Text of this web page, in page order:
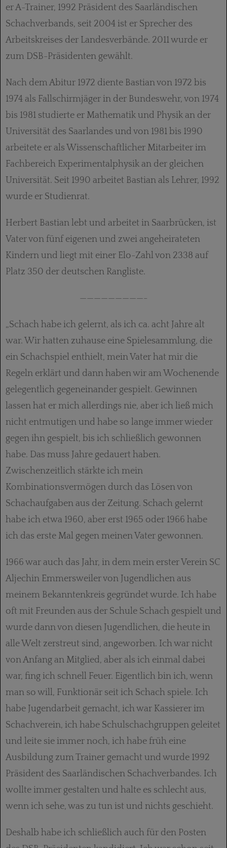
er A-Trainer, 1992 Präsident des Saarländischen
Schachverbands, seit 2004 ist er Sprecher des
Arbeitskreises der Landesverbände. 2011 wurde er
zum DSB-Präsidenten gewählt.
Nach dem Abitur 1972 diente Bastian von 1972 bis
1974 als Fallschirmjäger in der Bundeswehr, von 1974
bis 1981 studierte er Mathematik und Physik an der
Universität des Saarlandes und von 1981 bis 1990
arbeitete er als Wissenschaftlicher Mitarbeiter im
Fachbereich Experimentalphysik an der gleichen
Universität. Seit 1990 arbeitet Bastian als Lehrer, 1992
wurde er Studienrat.
Herbert Bastian lebt und arbeitet in Saarbrücken, ist
Vater von fünf eigenen und zwei angeheirateten
Kindern und liegt mit einer Elo-Zahl von 2338 auf
Platz 350 der deutschen Rangliste.
—————————-
„Schach habe ich gelernt, als ich ca. acht Jahre alt
war. Wir hatten zuhause eine Spielesammlung, die
ein Schachspiel enthielt, mein Vater hat mir die
Regeln erklärt und dann haben wir am Wochenende
gelegentlich gegeneinander gespielt. Gewinnen
lassen hat er mich allerdings nie, aber ich ließ mich
nicht entmutigen und habe so lange immer wieder
gegen ihn gespielt, bis ich schließlich gewonnen
habe. Das muss Jahre gedauert haben.
Zwischenzeitlich stärkte ich mein
Kombinationsvermögen durch das Lösen von
Schachaufgaben aus der Zeitung. Schach gelernt
habe ich etwa 1960, aber erst 1965 oder 1966 habe
ich das erste Mal gegen meinen Vater gewonnen.
1966 war auch das Jahr, in dem mein erster Verein SC
Aljechin Emmersweiler von Jugendlichen aus
meinem Bekanntenkreis gegründet wurde. Ich habe
oft mit Freunden aus der Schule Schach gespielt und
wurde dann von diesen Jugendlichen, die heute in
alle Welt zerstreut sind, angeworben. Ich war nicht
von Anfang an Mitglied, aber als ich einmal dabei
war, fing ich schnell Feuer. Eigentlich bin ich, wenn
man so will, Funktionär seit ich Schach spiele. Ich
habe Jugendarbeit gemacht, ich war Kassierer im
Schachverein, ich habe Schulschachgruppen geleitet
und leite sie immer noch, ich habe früh eine
Ausbildung zum Trainer gemacht und wurde 1992
Präsident des Saarländischen Schachverbandes. Ich
wollte immer gestalten und halte es schlecht aus,
wenn ich sehe, was zu tun ist und nichts geschieht.
Deshalb habe ich schließlich auch für den Posten